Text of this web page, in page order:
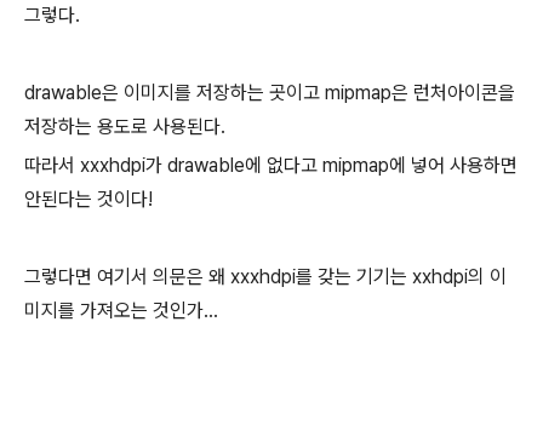
그렇다.
drawable은 이미지를 저장하는 곳이고 mipmap은 런처아이콘을
저장하는 용도로 사용된다.
따라서 xxxhdpi가 drawable에 없다고 mipmap에 넣어 사용하면
안된다는 것이다!
그렇다면 여기서 의문은 왜 xxxhdpi를 갖는 기기는 xxhdpi의 이
미지를 가져오는 것인가...